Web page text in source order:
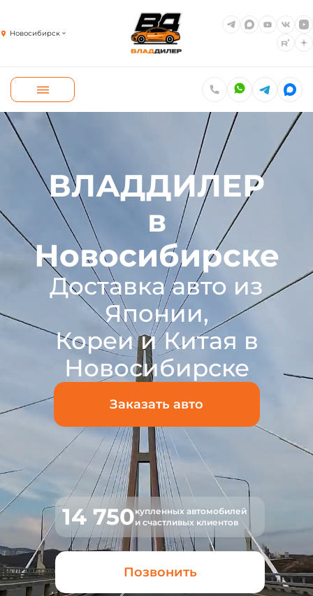
Новосибирск
ВЛАДДИЛЕР
в
Новосибирске
Доставка авто из
Японии,
Кореи и Китая в
Новосибирске
Заказать авто
14 750купленных автомобилей
и счастливых клиентов
Позвонить